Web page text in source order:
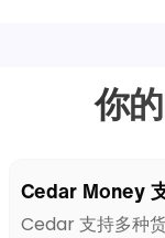
你
Cedar Money
Cedar 支持多种